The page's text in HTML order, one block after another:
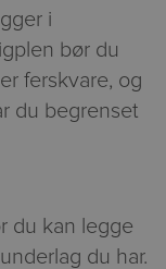
i
bør du
ferskvare, og
du begrenset
du kan legge
du har.